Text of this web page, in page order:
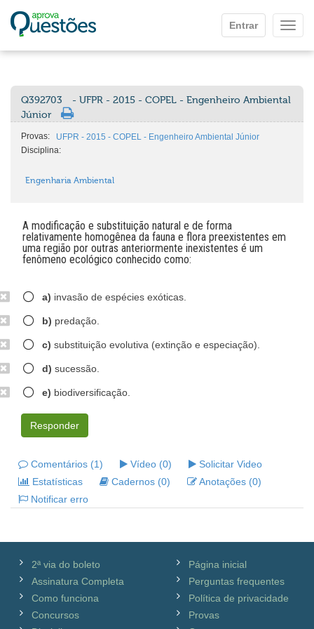
Entrar
Q392703
- UFPR - 2015 - COPEL - Engenheiro Ambiental
Júnior
Provas:
UFPR - 2015 - COPEL - Engenheiro Ambiental Júnior
Disciplina:
Engenharia Ambiental
A modificação e substituição natural e de forma
relativamente homogênea da fauna e flora preexistentes em
uma região por outras anteriormente inexistentes é um
fenômeno ecológico conhecido como:
a) invasão de espécies exóticas.
b) predação.
c) substituição evolutiva (extinção e especiação).
d) sucessão.
e) biodiversificação.
Responder
Comentários (1) Vídeo (0)
Solicitar Video
Estatísticas
Cadernos (0)
Anotações (0)
Notificar erro
2ª via do boleto
Assinatura Completa
Como funciona
Concursos
Página inicial
Perguntas frequentes
Política de privacidade
Provas